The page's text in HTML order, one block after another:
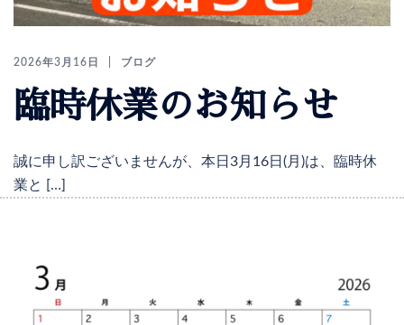
2026年3月16日 ブログ
臨時休業のお知らせ
誠に申し訳ございませんが、本日3月16日(月)は、臨時休
業と […]